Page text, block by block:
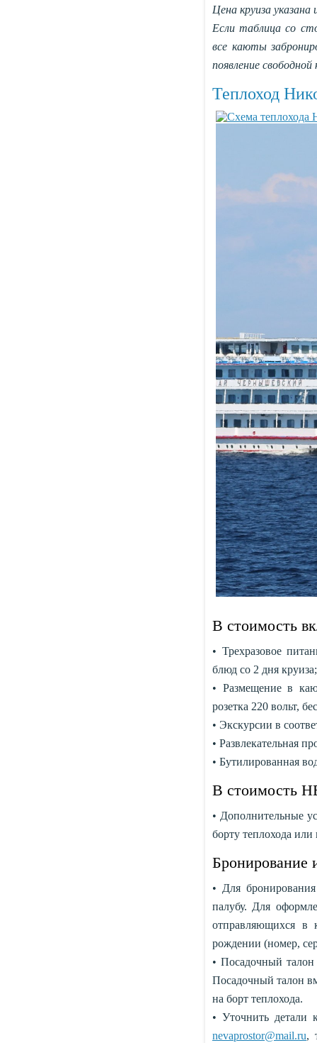
Цена круиза указана
Если таблица со
все каюты
появление
Теплоход
В стоимость
• Трехразовое
блюд со 2 дня круиза;
• Размещение в
розетка 220 вольт,
• Экскурсии в
• Развлекательная
• Бутилированная
В стоимость
• Дополнительные
борту теплохода
Бронирование
• Для
палубу. Для
отправляющихся в
рождении (номер,
• Посадочный
Посадочный талон
на борт теплохода.
• Уточнить детали
nevaprostor@mail.ru,